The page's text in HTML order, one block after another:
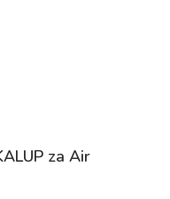
za Air